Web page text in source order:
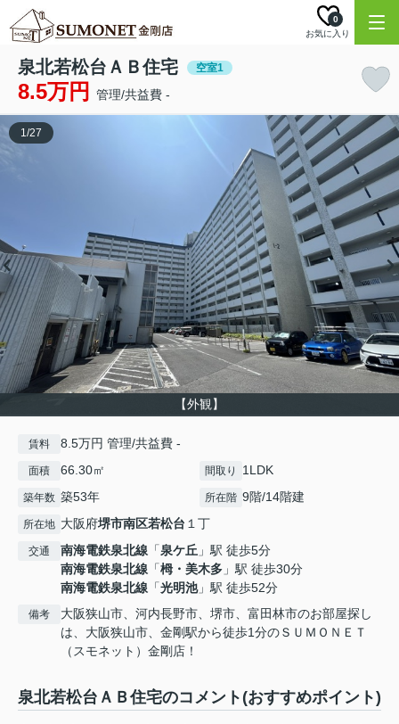
お気に入り
0
泉北若松台ＡＢ住宅 空室1
8.5万円 管理/共益費 -
【外観】
1/27
賃料 8.5万円 管理/共益費 -
面積 66.30㎡ 間取り 1LDK
築年数 築53年 所在階 9階/14階建
所在地 大阪府堺市南区若松台 １丁
交通 南海電鉄泉北線 「泉ケ丘 」駅 徒歩5分
南海電鉄泉北線 「栂・美木多 」駅 徒歩30分
南海電鉄泉北線 「光明池」駅 徒歩52分
備考
大阪狭山市、河内長野市、堺市、富田林市のお部屋探し
は、大阪狭山市、金剛駅から徒歩1分のＳＵＭＯＮＥＴ
（スモネット）金剛店！
泉北若松台ＡＢ住宅のコメント(おすすめポイント)